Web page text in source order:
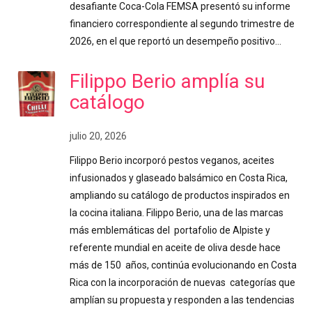
desafiante Coca-Cola FEMSA presentó su informe
financiero correspondiente al segundo trimestre de
2026, en el que reportó un desempeño positivo…
Filippo Berio amplía su
catálogo
julio 20, 2026
Filippo Berio incorporó pestos veganos, aceites
infusionados y glaseado balsámico en Costa Rica,
ampliando su catálogo de productos inspirados en
la cocina italiana. Filippo Berio, una de las marcas
más emblemáticas del portafolio de Alpiste y
referente mundial en aceite de oliva desde hace
más de 150 años, continúa evolucionando en Costa
Rica con la incorporación de nuevas categorías que
amplían su propuesta y responden a las tendencias